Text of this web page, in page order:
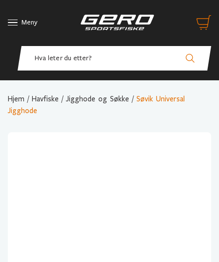
Meny
Hjem / Havfiske / Jigghode og Søkke / Søvik Universal
Jigghode